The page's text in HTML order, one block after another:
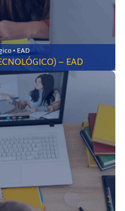
Divinópolis-MG • Tecnológico • EAD
– EAD